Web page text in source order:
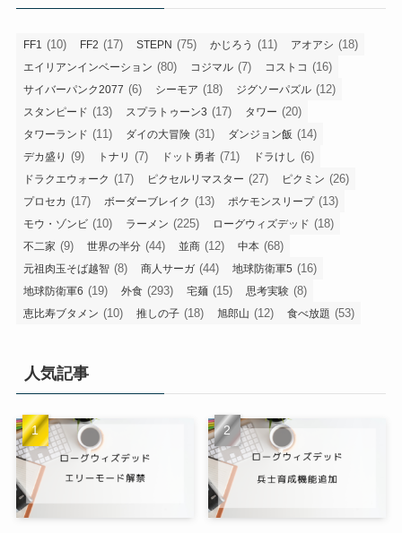
FF1 (10) FF2 (17) STEPN (75) かじろう (11) アオアシ (18)
エイリアンインベーション (80) コジマル (7) コストコ (16)
サイバーパンク2077 (6) シーモア (18) ジグソーパズル (12)
スタンピード (13) スプラトゥーン3 (17) タワー (20)
タワーランド (11) ダイの大冒険 (31) ダンジョン飯 (14)
デカ盛り (9) トナリ (7) ドット勇者 (71) ドラけし (6)
ドラクエウォーク (17) ピクセルリマスター (27) ピクミン (26)
プロセカ (17) ボーダーブレイク (13) ポケモンスリープ(13)
モウ・ゾンビ (10) ラーメン (225) ローグウィズデッド (18)
不二家 (9) 世界の半分 (44) 並商 (12) 中本 (68)
元祖肉玉そば越智 (8) 商人サーガ (44) 地球防衛軍5 (16)
地球防衛軍6 (19) 外食 (293) 宅麺 (15) 思考実験 (8)
恵比寿ブタメン (10) 推しの子 (18) 旭郎山 (12) 食べ放題 (53)
人気記事